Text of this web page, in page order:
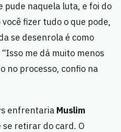
pude naquela luta, e foi do
fizer tudo o que pode,
se desenrola é como
me dá muito menos
no processo, confio na
enfrentaria Muslim
se retirar do card. O